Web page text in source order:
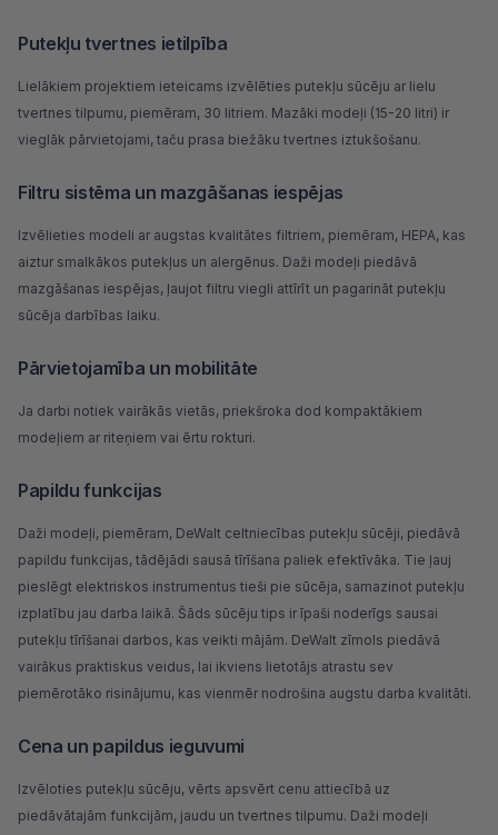
Putekļu tvertnes ietilpība
Lielākiem projektiem ieteicams izvēlēties putekļu sūcēju ar lielu
tvertnes tilpumu, piemēram, 30 litriem. Mazāki modeļi (15-20 litri) ir
vieglāk pārvietojami, taču prasa biežāku tvertnes iztukšošanu.
Filtru sistēma un mazgāšanas iespējas
Izvēlieties modeli ar augstas kvalitātes filtriem, piemēram, HEPA, kas
aiztur smalkākos putekļus un alergēnus. Daži modeļi piedāvā
mazgāšanas iespējas, ļaujot filtru viegli attīrīt un pagarināt putekļu
sūcēja darbības laiku.
Pārvietojamība un mobilitāte
Ja darbi notiek vairākās vietās, priekšroka dod kompaktākiem
modeļiem ar riteņiem vai ērtu rokturi.
Papildu funkcijas
Daži modeļi, piemēram, DeWalt celtniecības putekļu sūcēji, piedāvā
papildu funkcijas, tādējādi sausā tīrīšana paliek efektīvāka. Tie ļauj
pieslēgt elektriskos instrumentus tieši pie sūcēja, samazinot putekļu
izplatību jau darba laikā. Šāds sūcēju tips ir īpaši noderīgs sausai
putekļu tīrīšanai darbos, kas veikti mājām. DeWalt zīmols piedāvā
vairākus praktiskus veidus, lai ikviens lietotājs atrastu sev
piemērotāko risinājumu, kas vienmēr nodrošina augstu darba kvalitāti.
Cena un papildus ieguvumi
Izvēloties putekļu sūcēju, vērts apsvērt cenu attiecībā uz
piedāvātajām funkcijām, jaudu un tvertnes tilpumu. Daži modeļi